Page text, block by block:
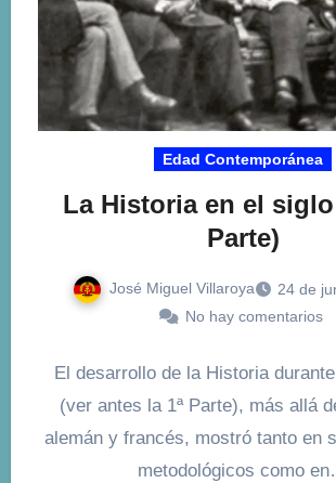
Edad Contemporánea
La Historia en el siglo
Parte)
José Miguel Villaroya
24 de
No hay comentarios
El desarrollo de la Historia
(ver antes la 1ª Parte), más allá
alemán y francés, mostró tanto en
metodológicos como